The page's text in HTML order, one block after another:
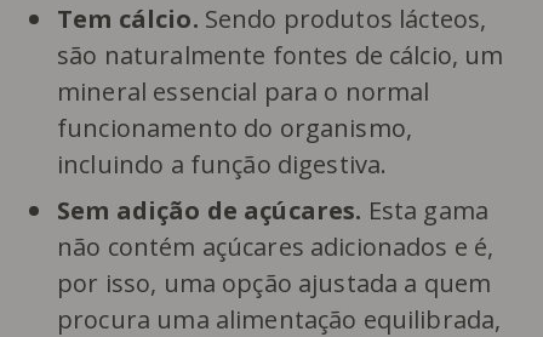
Tem cálcio. Sendo produtos lácteos,
são naturalmente fontes de cálcio, um
mineral essencial para o normal
funcionamento do organismo,
incluindo a função digestiva.
Sem adição de açúcares. Esta gama
não contém açúcares adicionados e é,
por isso, uma opção ajustada a quem
procura uma alimentação equilibrada,